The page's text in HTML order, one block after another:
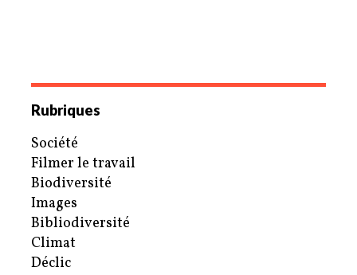
Rubriques
Société
Filmer le travail
Biodiversité
Images
Bibliodiversité
Climat
Déclic